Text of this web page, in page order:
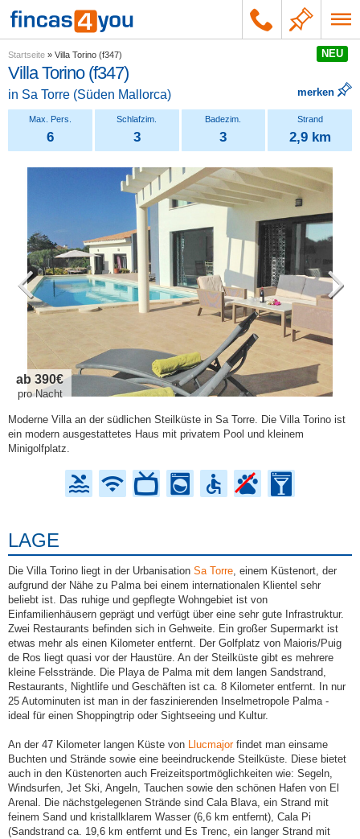
Startseite » Villa Torino (f347)
Villa Torino (f347)
in Sa Torre (Süden Mallorca)
NEU
merken
6 3 3 2,9 km
ab 390€
pro Nacht
Moderne Villa an der südlichen Steilküste in Sa Torre. Die Villa Torino ist
ein modern ausgestattetes Haus mit privatem Pool und kleinem
Minigolfplatz.
LAGE
Die Villa Torino liegt in der Urbanisation Sa Torre, einem Küstenort, der
aufgrund der Nähe zu Palma bei einem internationalen Klientel sehr
beliebt ist. Das ruhige und gepflegte Wohngebiet ist von
Einfamilienhäusern geprägt und verfügt über eine sehr gute Infrastruktur.
Zwei Restaurants befinden sich in Gehweite. Ein großer Supermarkt ist
etwas mehr als einen Kilometer entfernt. Der Golfplatz von Maioris/Puig
de Ros liegt quasi vor der Haustüre. An der Steilküste gibt es mehrere
kleine Felsstrände. Die Playa de Palma mit dem langen Sandstrand,
Restaurants, Nightlife und Geschäften ist ca. 8 Kilometer entfernt. In nur
25 Autominuten ist man in der faszinierenden Inselmetropole Palma -
ideal für einen Shoppingtrip oder Sightseeing und Kultur.
An der 47 Kilometer langen Küste von Llucmajorfindet man einsame
Buchten und Strände sowie eine beeindruckende Steilküste. Diese bietet
auch in den Küstenorten auch Freizeitsportmöglichkeiten wie: Segeln,
Windsurfen, Jet Ski, Angeln, Tauchen sowie den schönen Hafen von El
Arenal. Die nächstgelegenen Strände sind Cala Blava, ein Strand mit
feinem Sand und kristallklarem Wasser (6,6 km entfernt), Cala Pi
(Sandstrand ca. 19,6 km entfernt und Es Trenc, ein langer Strand mit